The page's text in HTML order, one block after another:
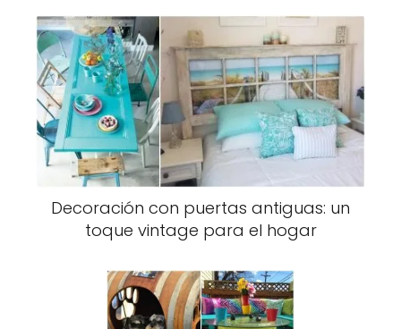
Decoración con puertas antiguas: un
toque vintage para el hogar